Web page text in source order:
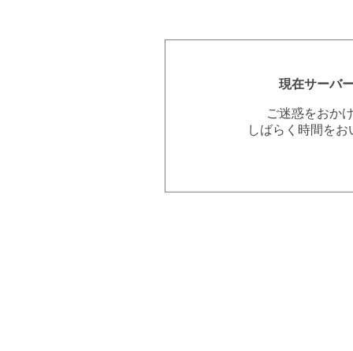
現在サーバ
ご迷惑をおか
しばらく時間を